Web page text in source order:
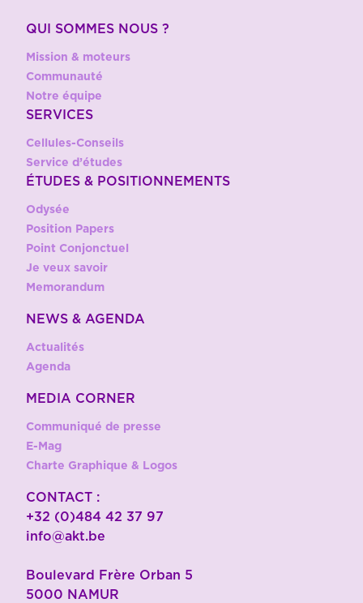
QUI SOMMES NOUS ?
Mission & moteurs
Communauté
Notre équipe
SERVICES
Cellules-Conseils
Service d’études
ÉTUDES & POSITIONNEMENTS
Odysée
Position Papers
Point Conjonctuel
Je veux savoir
Memorandum
NEWS & AGENDA
Actualités
Agenda
MEDIA CORNER
Communiqué de presse
E-Mag
Charte Graphique & Logos
CONTACT :
+32 (0)484 42 37 97
info@akt.be
Boulevard Frère Orban 5
5000 NAMUR